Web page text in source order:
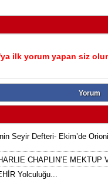
ilk yorum yapan siz
Yorum
Seyir Defteri- Ekim’de
CHAPLIN’E MEKTUP
Yolculuğu...